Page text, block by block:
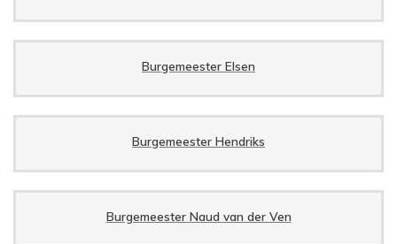
Burgemeester Elsen
Burgemeester Hendriks
Burgemeester Naud van der Ven